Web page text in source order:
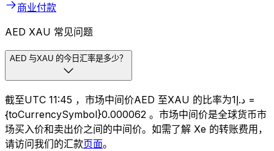
商业付款
AED XAU 常见问题
AED 与XAU 的今日汇率是多少？
截至UTC 11:45 ，市场中间价AED 至XAU 的比率为د.إ1 =
{toCurrencySymbol}0.000062 。市场中间价是全球货币市
场买入价和卖出价之间的中间价。如需了解 Xe 的转账费用，
请访问我们的汇款页面。